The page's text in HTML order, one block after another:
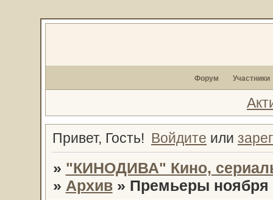
Форум Участники
Привет, Гость! Войдите или
» "КИНОДИВА" Кино,
» Архив » Премьеры ноября